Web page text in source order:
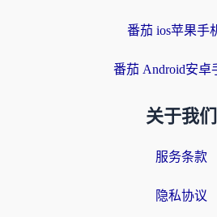
番茄 ios苹果手
番茄 Android安卓
关于我们
服务条款
隐私协议